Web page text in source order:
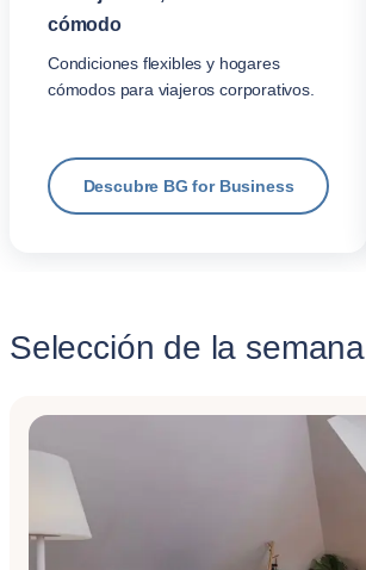
cómodo
Condiciones flexibles y hogares
cómodos para viajeros corporativos.
Descubre BG for Business
Selección de la semana